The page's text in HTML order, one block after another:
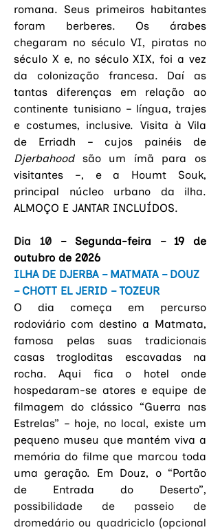
romana. Seus primeiros habitantes
foram berberes. Os árabes
chegaram no século VI, piratas no
século X e, no século XIX, foi a vez
da colonização francesa. Daí as
tantas diferenças em relação ao
continente tunisiano – língua, trajes
e costumes, inclusive. Visita à Vila
Djerbahood são um ímã para os
visitantes –, e a Houmt Souk,
principal núcleo urbano da ilha.
ALMOÇO E JANTAR INCLUÍDOS.
Dia 10 – Segunda-feira – 19 de
outubro de 2026
ILHA DE DJERBA – MATMATA – DOUZ
– CHOTT EL JERID – TOZEUR
O dia começa em percurso
rodoviário com destino a Matmata,
famosa pelas suas tradicionais
casas trogloditas escavadas na
rocha. Aqui fica o hotel onde
hospedaram-se atores e equipe de
filmagem do clássico “Guerra nas
Estrelas” – hoje, no local, existe um
pequeno museu que mantém viva a
memória do filme que marcou toda
uma geração. Em Douz, o “Portão
possibilidade de passeio de
dromedário ou quadriciclo (opcional